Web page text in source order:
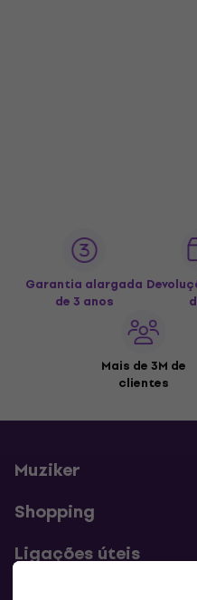
Garantia alargada
de 3 anos
Mais de 3M de
clientes
Muziker
Shopping
Ligações úteis